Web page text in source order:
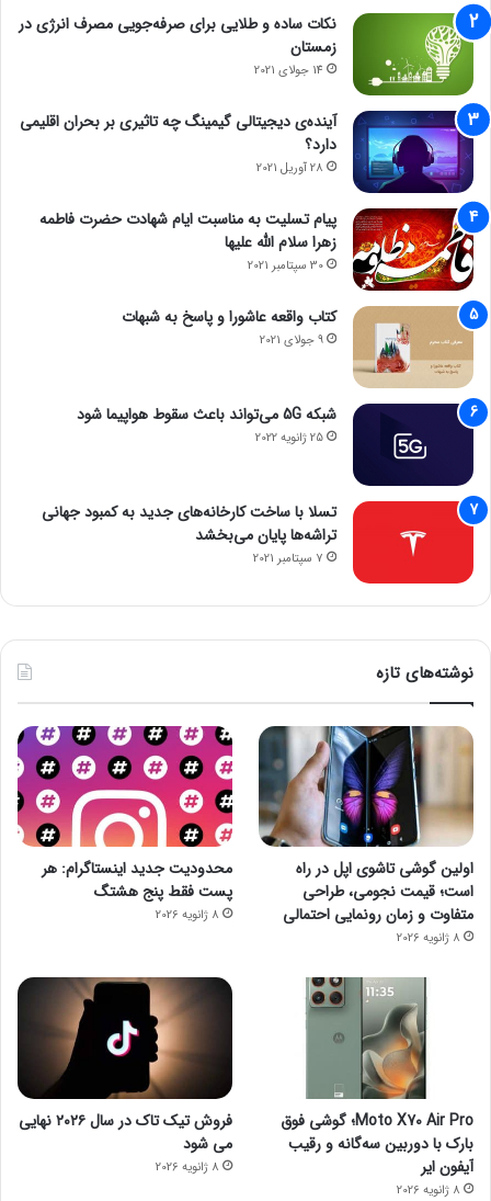
نکات ساده و طلایی برای صرفه‌جویی مصرف انرژی در
زمستان
14 جولای 2021
آینده‌ی دیجیتالی گیمینگ چه تاثیری بر بحران اقلیمی
دارد؟
28 آوریل 2021
پیام تسلیت به مناسبت ایام شهادت حضرت فاطمه
زهرا سلام الله علیها
30 سپتامبر 2021
کتاب واقعه عاشورا و پاسخ به شبهات
9 جولای 2021
شبکه 5G می‌تواند باعث سقوط هواپیما شود
25 ژانویه 2022
تسلا با ساخت کارخانه‌های جدید به کمبود جهانی
تراشه‌ها پایان می‌بخشد
7 سپتامبر 2021
نوشته‌های تازه
اولین گوشی تاشوی اپل در راه
است؛ قیمت نجومی، طراحی
متفاوت و زمان رونمایی احتمالی
8 ژانویه 2026
محدودیت جدید اینستاگرام: هر
پست فقط پنج هشتگ
8 ژانویه 2026
Moto X70 Air Pro؛ گوشی فوق
بارک با دوربین سه‌گانه و رقیب
آیفون ایر
8 ژانویه 2026
فروش تیک تاک در سال ۲۰۲۶ نهایی
می شود
8 ژانویه 2026